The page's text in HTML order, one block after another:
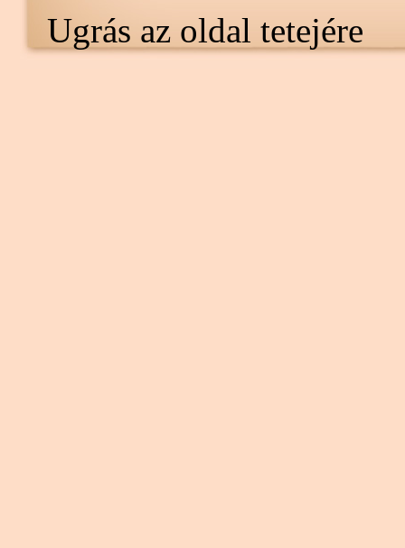
Ugrás az oldal tetejére